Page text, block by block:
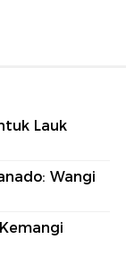
Lauk
Wangi